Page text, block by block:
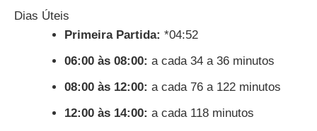
Dias Úteis
Primeira Partida: *04:52
06:00 às 08:00: a cada 34 a 36 minutos
08:00 às 12:00: a cada 76 a 122 minutos
12:00 às 14:00: a cada 118 minutos